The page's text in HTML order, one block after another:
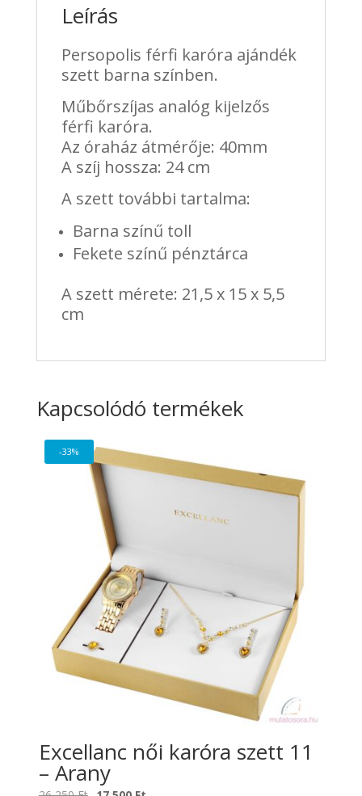
Leírás
Persopolis férfi karóra ajándék
szett barna színben.
Műbőrszíjas analóg kijelzős
férfi karóra.
Az óraház átmérője: 40mm
A szíj hossza: 24 cm
A szett további tartalma:
Barna színű toll
Fekete színű pénztárca
A szett mérete: 21,5 x 15 x 5,5
cm
Kapcsolódó termékek
-33%
Excellanc női karóra szett 11
– Arany